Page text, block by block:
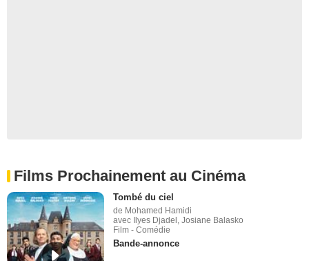
Films Prochainement au Cinéma
Tombé du ciel
de Mohamed Hamidi
avec Ilyes Djadel, Josiane Balasko
Film - Comédie
Bande-annonce